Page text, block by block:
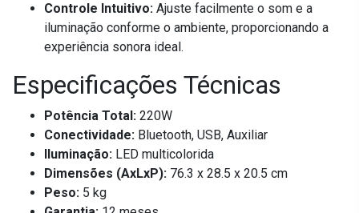
Controle Intuitivo: Ajuste facilmente o som e a
iluminação conforme o ambiente, proporcionando a
experiência sonora ideal.
Especificações Técnicas
Potência Total: 220W
Conectividade: Bluetooth, USB, Auxiliar
Iluminação: LED multicolorida
Dimensões (AxLxP): 76.3 x 28.5 x 20.5 cm
Peso: 5 kg